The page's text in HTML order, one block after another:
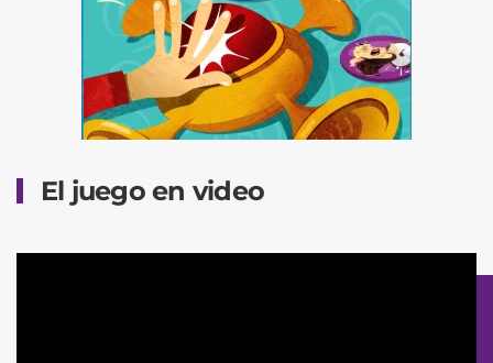
El juego en video